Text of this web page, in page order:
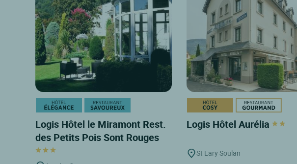
Logis Hôtel le Miramont Rest.
des Petits Pois Sont Rouges
Logis Hôtel Aurélia
St Lary Soulan